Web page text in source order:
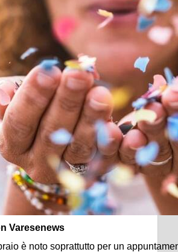
Varesenews
è noto soprattutto per un